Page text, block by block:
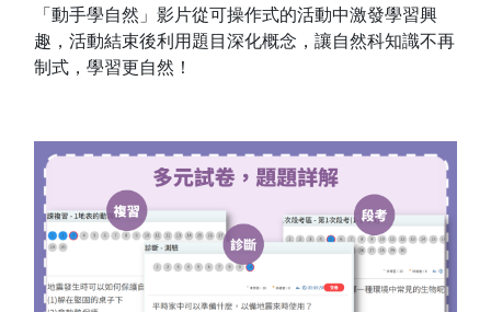
「動手學自然」影片從可操作式的活動中激發學習興
趣，活動結束後利用題目深化概念，讓自然科知識不再
制式，學習更自然！